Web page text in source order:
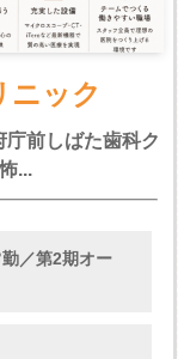
ニック
庁前しばた歯科ク
...
／第2期オー